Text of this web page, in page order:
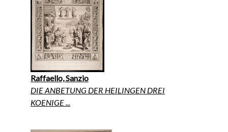
Raffaello, Sanzio
DIE ANBETUNG DER HEILINGEN DREI
KOENIGE ...